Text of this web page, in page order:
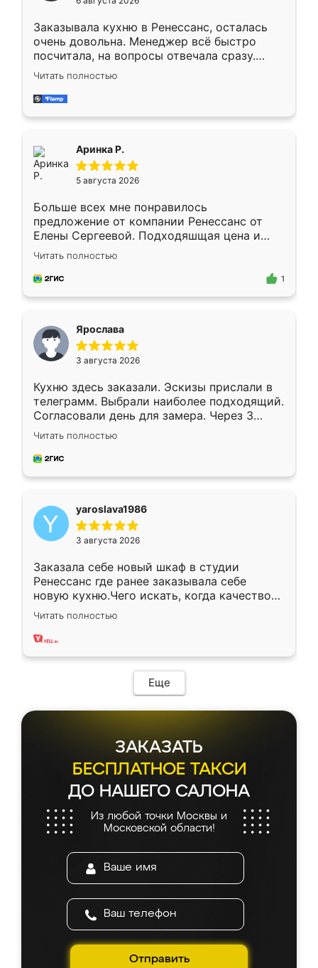
мебели буду заказывать только здесь.
Заказывала кухню в Ренессанс, осталась
очень довольна. Менеджер всё быстро
посчитала, на вопросы отвечала сразу.
Замерщик приехал в субботу, подошёл к
делу со всей ответственностью. Собрали
за день, ребята работали аккуратно, даже
Читать полностью
Аринка Р.
5 августа 2026
Больше всех мне понравилось
предложение от компании Ренессанс от
Елены Сергеевой. Подходяшщая цена и
короткие сроки изготовления. Приехавший
для замера сотрудник Владислав
предложил по моему эскизу самый
Читать полностью
1
Ярослава
3 августа 2026
Кухню здесь заказали. Эскизы прислали в
телеграмм. Выбрали наиболее подходящий.
Согласовали день для замера. Через 3
недели кухня была уже готова. Остались
довольны работой. Спасибо Ренессанс
мебель за качественную работу!
Читать полностью
yaroslava1986
3 августа 2026
Заказала себе новый шкаф в студии
Ренессанс где ранее заказывала себе
новую кухню.Чего искать, когда качеством
вполне довольна. Служит кухня уже почти
два года, нареканий нет.
Читать полностью
Еще
ЗАКАЗАТЬ
БЕСПЛАТНОЕ ТАКСИ
ДО НАШЕГО САЛОНА
Из любой точки Москвы и
Московской области!
Отправить